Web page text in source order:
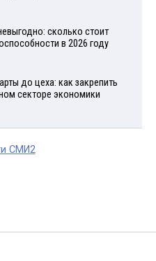
сколько стоит
в 2026 году
до цеха: как закрепить
секторе экономики
СМИ2